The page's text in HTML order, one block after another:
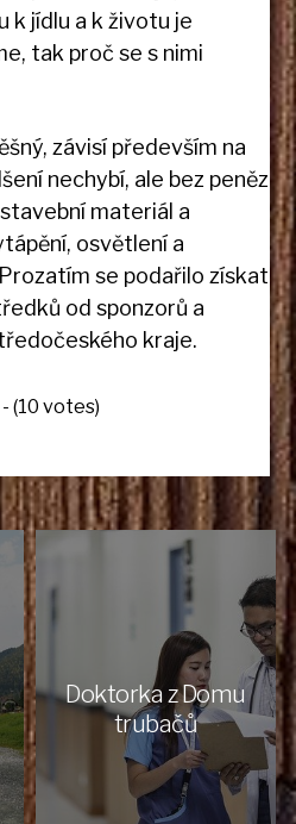
k jídlu a k životu je
tak proč se s nimi
závisí především na
nechybí, ale bez peněz
materiál a
osvětlení a
se podařilo získat
od sponzorů a
kraje.
(10 votes)
Doktorka z Domu
trubačů